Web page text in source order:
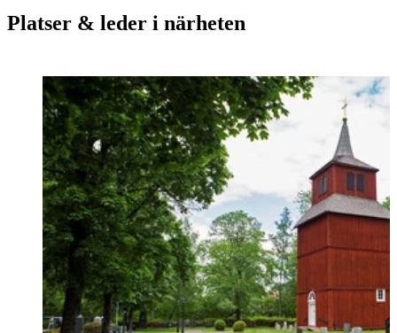
Platser & leder i närheten